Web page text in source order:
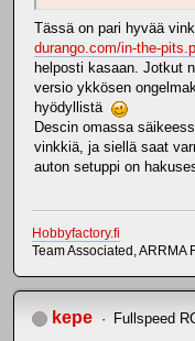
Tässä on pari hyvää
durango.com/in-the-
helposti kasaan. Jotkut
versio ykkösen
hyödyllistä
Descin omassa
vinkkiä, ja siellä saat
auton setuppi on
Hobbyfactory.fi
Team Associated, ARRMA
kepe Fullspeed